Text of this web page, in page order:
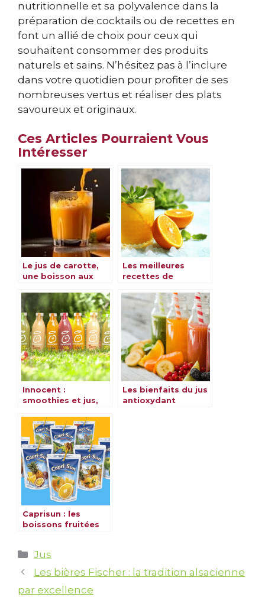
nutritionnelle et sa polyvalence dans la
préparation de cocktails ou de recettes en
font un allié de choix pour ceux qui
souhaitent consommer des produits
naturels et sains. N’hésitez pas à l’inclure
dans votre quotidien pour profiter de ses
nombreuses vertus et réaliser des plats
savoureux et originaux.
Ces Articles Pourraient Vous
Intéresser
Le jus de carotte,
une boisson aux
Les meilleures
recettes de
jus d’orange
Innocent :
smoothies et jus,
Les bienfaits du jus
antioxydant
Caprisun : les
boissons fruitées
Catégories
Jus
Les bières Fischer : la tradition alsacienne
par excellence